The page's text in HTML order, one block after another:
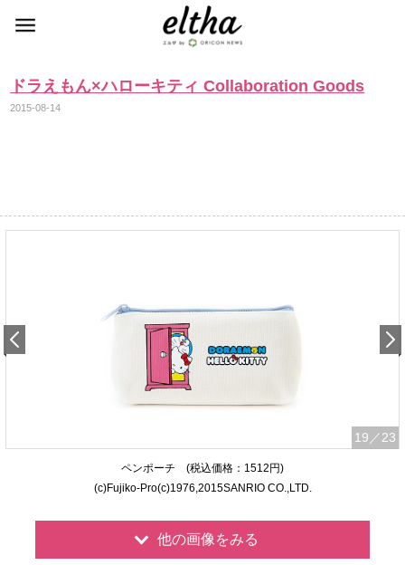
ドラえもん×ハローキティ Collaboration Goods
2015-08-14
19 ／23
ペンポーチ (税込価格：1512円)
(c)Fujiko-Pro(c)1976,2015SANRIO CO.,LTD.
他の画像をみる